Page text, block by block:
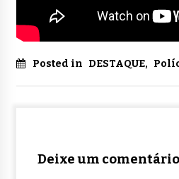
Posted in DESTAQUE,
Deixe um comentário